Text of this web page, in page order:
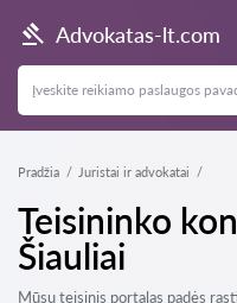
Advokatas-lt.com
Pradžia Juristai ir advokatai
Teisininko
Šiauliai
Mūsų teisinis portalas padės